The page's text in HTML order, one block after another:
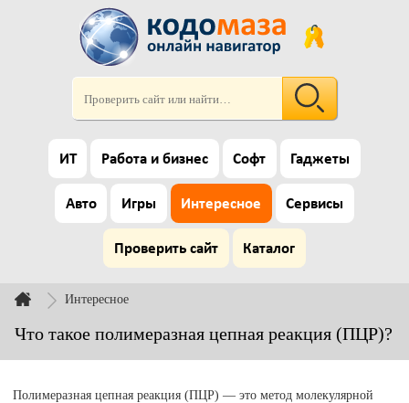
ИТ Работа и бизнес Софт Гаджеты
Авто Игры Интересное Сервисы
Проверить сайт Каталог
Интересное
Что такое полимеразная цепная реакция (ПЦР)?
Полимеразная цепная реакция (ПЦР) — это метод молекулярной